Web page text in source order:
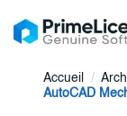
Accueil
AutoCAD